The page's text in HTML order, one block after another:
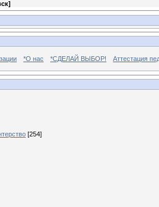
]
*О нас *СДЕЛАЙ ВЫБОР! Аттестация
[254]